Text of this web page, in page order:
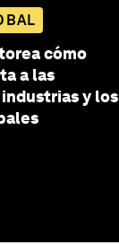
cómo
a las
y los